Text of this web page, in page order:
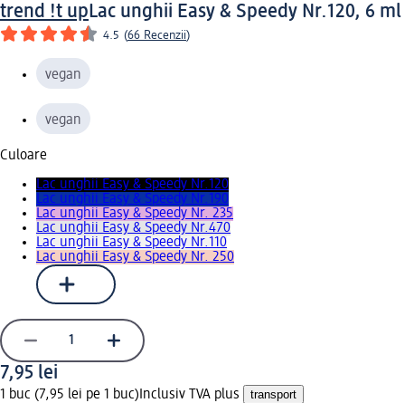
trend !t upLac unghii Easy & Speedy Nr.120, 6 ml
4.5 (66 Recenzii)
vegan
vegan
Culoare
Lac unghii Easy & Speedy Nr.120
Lac unghii Easy & Speedy Nr.190
Lac unghii Easy & Speedy Nr. 235
Lac unghii Easy & Speedy Nr.470
Lac unghii Easy & Speedy Nr.110
Lac unghii Easy & Speedy Nr. 250
7,95 lei
1 buc (7,95 lei pe 1 buc) Inclusiv TVA plus transport